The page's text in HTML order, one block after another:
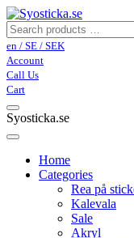
en / SE / SEK
Account
Call Us
Cart
Syosticka.se
Home
Categories
Rea på
Kalevala
Sale
Akryl